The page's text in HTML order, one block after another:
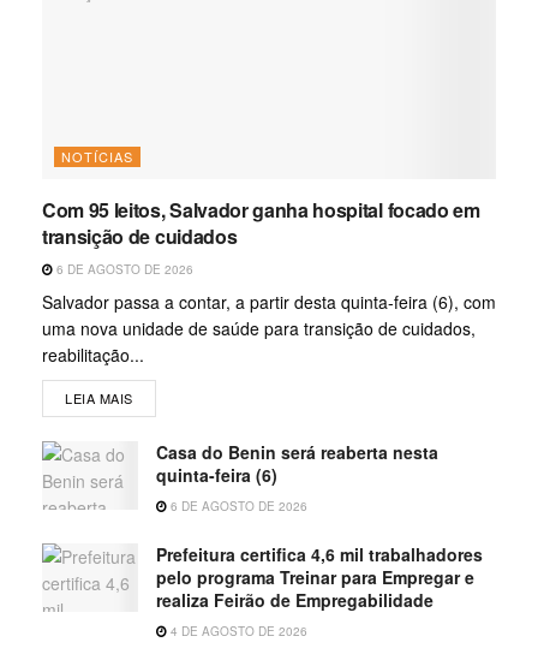
NOTÍCIAS
Com 95 leitos, Salvador ganha hospital focado em
transição de cuidados
6 DE AGOSTO DE 2026
Salvador passa a contar, a partir desta quinta-feira (6), com
uma nova unidade de saúde para transição de cuidados,
reabilitação...
LEIA MAIS
Casa do Benin será reaberta nesta
quinta-feira (6)
6 DE AGOSTO DE 2026
Prefeitura certifica 4,6 mil trabalhadores
pelo programa Treinar para Empregar e
realiza Feirão de Empregabilidade
4 DE AGOSTO DE 2026